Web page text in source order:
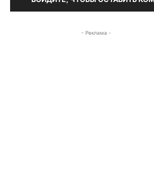
- Реклама -